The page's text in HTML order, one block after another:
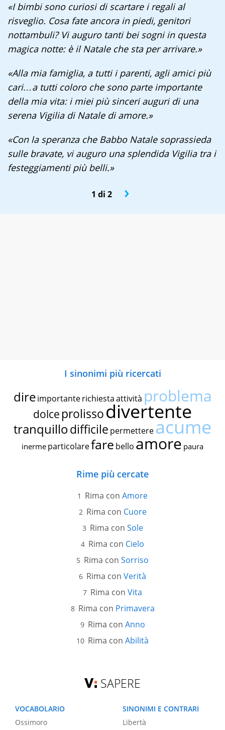
«I bimbi sono curiosi di scartare i regali al
risveglio. Cosa fate ancora in piedi, genitori
nottambuli? Vi auguro tanti bei sogni in questa
magica notte: è il Natale che sta per arrivare.»
«Alla mia famiglia, a tutti i parenti, agli amici più
cari…a tutti coloro che sono parte importante
della mia vita: i miei più sinceri auguri di una
serena Vigilia di Natale di amore.»
«Con la speranza che Babbo Natale soprassieda
sulle bravate, vi auguro una splendida Vigilia tra i
festeggiamenti più belli.»
1 di 2 ›
I sinonimi più ricercati
dire importante richiestaattività problema
dolce prolissodivertente
tranquillodifficile permettereacume
inerme particolarefare bello amore paura
Rime più cercate
Rima con Amore
Rima con Cuore
Rima con Sole
Rima con Cielo
Rima con Sorriso
Rima con Verità
Rima con Vita
Rima con Primavera
Rima con Anno
Rima con Abilità
SAPERE
VOCABOLARIO
Ossimoro
SINONIMI E CONTRARI
Libertà